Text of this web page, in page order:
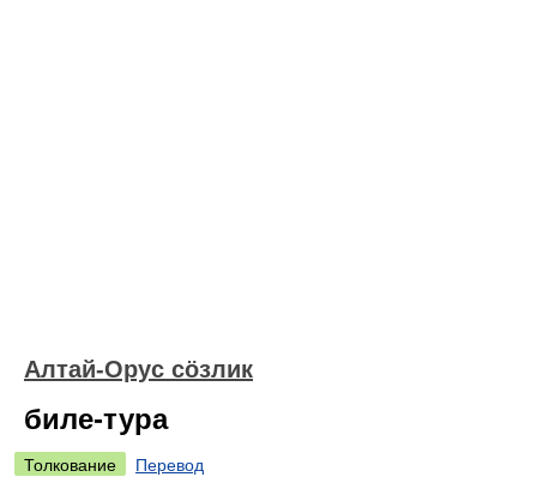
Алтай-Орус сöзлик
биле-тура
Толкование
Перевод